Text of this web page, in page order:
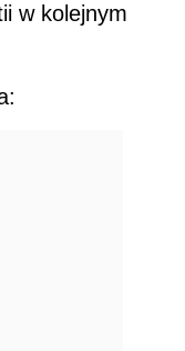
w kolejnym